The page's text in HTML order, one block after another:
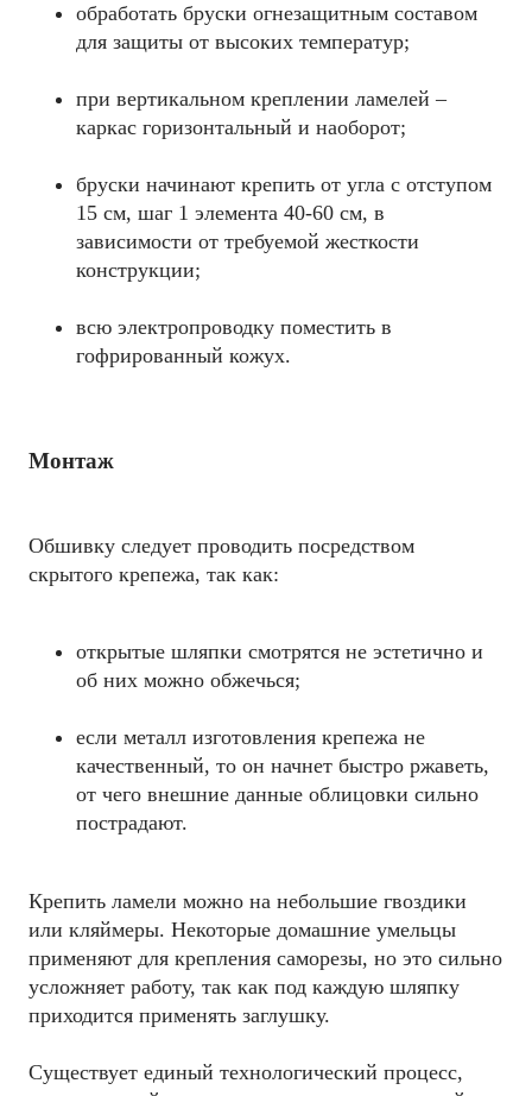
обработать бруски огнезащитным составом
для защиты от высоких температур;
при вертикальном креплении ламелей –
каркас горизонтальный и наоборот;
бруски начинают крепить от угла с отступом
15 см, шаг 1 элемента 40-60 см, в
зависимости от требуемой жесткости
конструкции;
всю электропроводку поместить в
гофрированный кожух.
Монтаж
Обшивку следует проводить посредством
скрытого крепежа, так как:
открытые шляпки смотрятся не эстетично и
об них можно обжечься;
если металл изготовления крепежа не
качественный, то он начнет быстро ржаветь,
от чего внешние данные облицовки сильно
пострадают.
Крепить ламели можно на небольшие гвоздики
или кляймеры. Некоторые домашние умельцы
применяют для крепления саморезы, но это сильно
усложняет работу, так как под каждую шляпку
приходится применять заглушку.
Существует единый технологический процесс,